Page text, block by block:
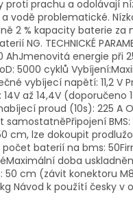
proti prachu a odolávají
vodě problematické.
2 % kapacity baterie za
TECHNICKÉ
energie při
5000 cyklů
vybíjecí napětí: 11,2 V
až 14,4V (doporučeno
proud (10s): 225 A
samostatněPřipojení
lze dokoupit
počet baterií na bms:
doba
50 cm (závit konektoru
Návod k použítí česky v